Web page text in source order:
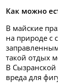
Как можно
В майские
на природе
такой отдых
В Сызранской
вреда для